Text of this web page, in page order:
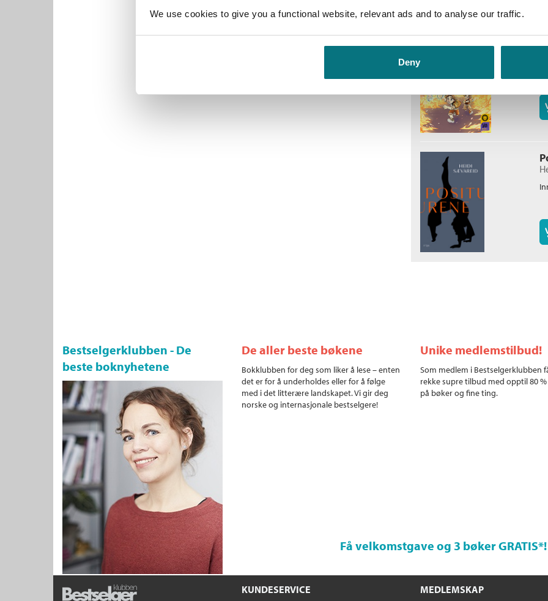
We use cookies to give you a functional website, relevant ads and to analyse our traffic.
Deny
Bestselgerklubben - De
beste boknyhetene
De aller beste bøkene
Bokklubben for deg som liker å lese – enten
det er for å underholdes eller for å følge
med i det litterære landskapet. Vi gir deg
norske og internasjonale bestselgere!
Unike medlemstilbud!
Som medlem i Bestselgerklubben
rekke supre tilbud med opptil 80
på bøker og fine ting.
Få velkomstgave og 3 bøker GRATIS*!
KUNDESERVICE MEDLEMSKAP